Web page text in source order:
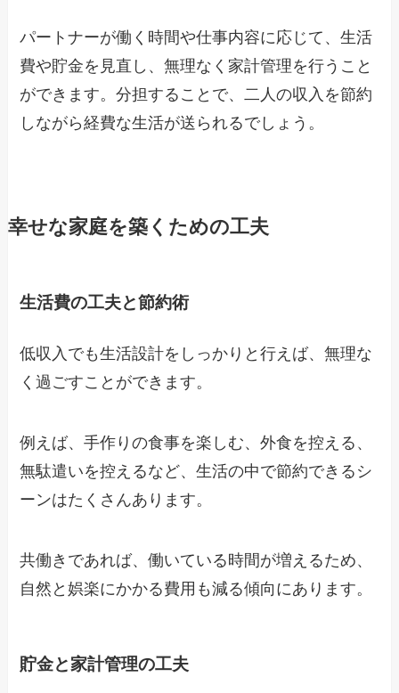
パートナーが働く時間や仕事内容に応じて、生活
費や貯金を見直し、無理なく家計管理を行うこと
ができます。分担することで、二人の収入を節約
しながら経費な生活が送られるでしょう。
幸せな家庭を築くための工夫
生活費の工夫と節約術
低収入でも生活設計をしっかりと行えば、無理な
く過ごすことができます。
例えば、手作りの食事を楽しむ、外食を控える、
無駄遣いを控えるなど、生活の中で節約できるシ
ーンはたくさんあります。
共働きであれば、働いている時間が増えるため、
自然と娯楽にかかる費用も減る傾向にあります。
貯金と家計管理の工夫